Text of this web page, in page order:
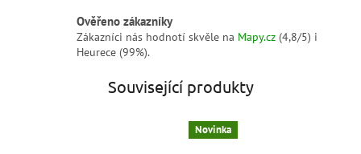
Ověřeno zákazníky
Zákazníci nás hodnotí skvěle na Mapy.cz (4,8/5) i
Heurece (99%).
Související produkty
Novinka